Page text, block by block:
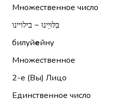
Множественное число
בִּלּוּיֵינוּ ~ בילויינו
билуйейну
Множественное
2-е (Вы) Лицо
Единственное число